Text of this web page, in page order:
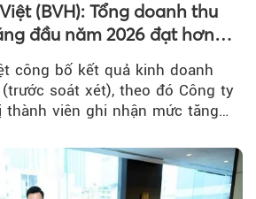
(BVH): Tổng doanh thu
đầu năm 2026 đạt hơn
công bố kết quả kinh doanh
soát xét), theo đó Công ty
thành viên ghi nhận mức tăng